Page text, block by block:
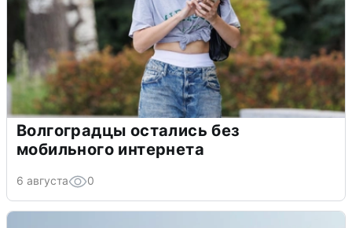
Волгоградцы остались без
мобильного интернета
6 августа 0